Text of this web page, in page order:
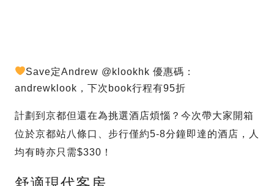
Save定Andrew @klookhk 優惠碼：
andrewklook，下次book行程有95折
計劃到京都但還在為挑選酒店煩惱？今次帶大家開箱
位於京都站八條口、步行僅約5-8分鐘即達的酒店，人
均有時亦只需$330！